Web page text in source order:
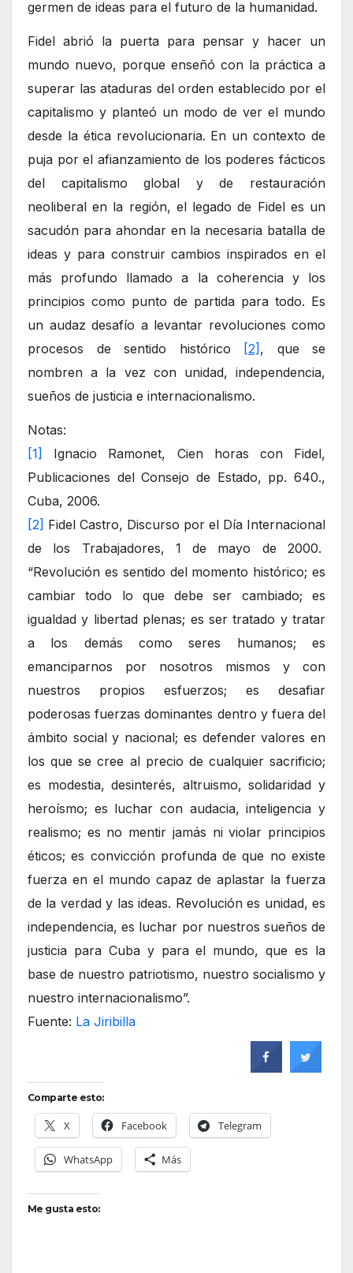
germen de ideas para el futuro de la humanidad.
Fidel abrió la puerta para pensar y hacer un
mundo nuevo, porque enseñó con la práctica a
superar las ataduras del orden establecido por el
capitalismo y planteó un modo de ver el mundo
desde la ética revolucionaria. En un contexto de
puja por el afianzamiento de los poderes fácticos
del capitalismo global y de restauración
neoliberal en la región, el legado de Fidel es un
sacudón para ahondar en la necesaria batalla de
ideas y para construir cambios inspirados en el
más profundo llamado a la coherencia y los
principios como punto de partida para todo. Es
un audaz desafío a levantar revoluciones como
procesos de sentido histórico
[2] , que se
nombren a la vez con unidad, independencia,
sueños de justicia e internacionalismo.
Notas:
[1]
Ignacio Ramonet, Cien horas con Fidel,
Publicaciones del Consejo de Estado, pp. 640.,
Cuba, 2006.
[2] Fidel Castro, Discurso por el Día Internacional
de los Trabajadores, 1 de mayo de 2000.
“Revolución es sentido del momento histórico; es
cambiar todo lo que debe ser cambiado; es
igualdad y libertad plenas; es ser tratado y tratar
a los demás como seres humanos; es
emanciparnos por nosotros mismos y con
nuestros propios esfuerzos; es desafiar
poderosas fuerzas dominantes dentro y fuera del
ámbito social y nacional; es defender valores en
los que se cree al precio de cualquier sacrificio;
es modestia, desinterés, altruismo, solidaridad y
heroísmo; es luchar con audacia, inteligencia y
realismo; es no mentir jamás ni violar principios
éticos; es convicción profunda de que no existe
fuerza en el mundo capaz de aplastar la fuerza
de la verdad y las ideas. Revolución es unidad, es
independencia, es luchar por nuestros sueños de
justicia para Cuba y para el mundo, que es la
base de nuestro patriotismo, nuestro socialismo y
nuestro internacionalismo”.
Fuente: La Jiribilla
Comparte esto:
X Facebook Telegram
WhatsApp Más
Me gusta esto: